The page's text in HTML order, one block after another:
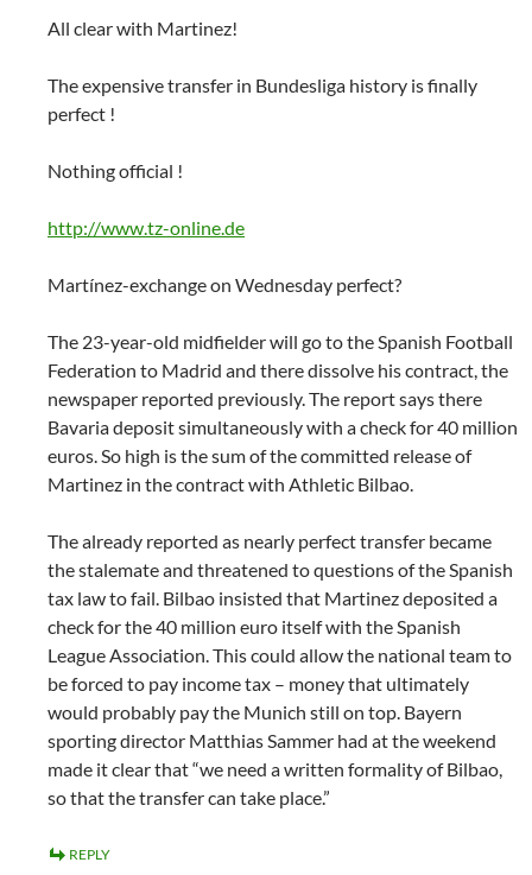
All clear with Martinez!
The expensive transfer in Bundesliga history is finally
perfect !
Nothing official !
http://www.tz-online.de
Martínez-exchange on Wednesday perfect?
The 23-year-old midfielder will go to the Spanish Football
Federation to Madrid and there dissolve his contract, the
newspaper reported previously. The report says there
Bavaria deposit simultaneously with a check for 40 million
euros. So high is the sum of the committed release of
Martinez in the contract with Athletic Bilbao.
The already reported as nearly perfect transfer became
the stalemate and threatened to questions of the Spanish
tax law to fail. Bilbao insisted that Martinez deposited a
check for the 40 million euro itself with the Spanish
League Association. This could allow the national team to
be forced to pay income tax – money that ultimately
would probably pay the Munich still on top. Bayern
sporting director Matthias Sammer had at the weekend
made it clear that “we need a written formality of Bilbao,
so that the transfer can take place.”
REPLY